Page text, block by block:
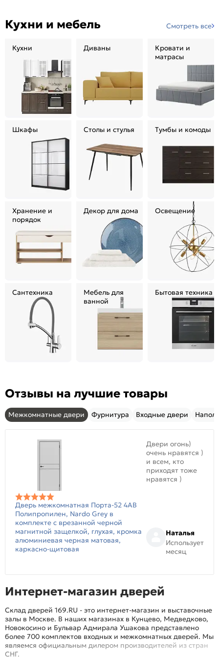
Кухни и мебель Смотреть все
Кухни Диваны
Кровати и
матрасы
Шкафы Столы и стулья Тумбы и комоды
Хранение и
порядок
Декор для дома Освещение
Сантехника
Мебель для
ванной
Бытовая техника
Отзывы на лучшие товары
Межкомнатные двери Фурнитура Входные двери
Дверь межкомнатная Порта-52 4AB
Полипропилен, Nardo Grey в
комплекте с врезанной черной
магнитной защелкой, глухая, кромка
алюминиевая черная матовая,
каркасно-щитовая
Двери огонь)
очень нравятся )
и всем, кто
приходят тоже
нравятся )
Наталья
Использует
месяц
Интернет-магазин дверей
Склад дверей 169.RU - это интернет-магазин и выставочные
залы в Москве. В наших магазинах в Кунцево, Медведково,
Новокосино и Бульвар Адмирала Ушакова представлено
более 700 комплектов входных и межкомнатных дверей. Мы
являемся официальным дилером производителей из стран
СНГ.